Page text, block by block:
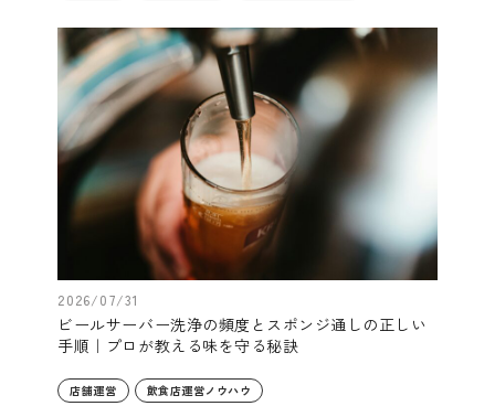
2026/07/31
ビールサーバー洗浄の頻度とスポンジ通しの正しい
手順｜プロが教える味を守る秘訣
店舗運営 飲食店運営ノウハウ